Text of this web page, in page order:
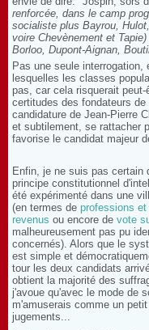
renforcée, dans le camp
socialiste plus Bayrou,
voire Chevènement et
Borloo, Dupont-Aignan,
Pas une seule
lesquelles les classes
pas, car cela risquerait
certitudes des fondateurs
candidature de Jean-Pierre
et subtilement, se rattacher
favorise le candidat majeur
Enfin, je ne suis pas certain
principe constitutionnel
été expérimenté dans une
(en termes de professions
revenus ou encore de vote
malheureusement pas pu
concernés). Alors que le
est simple et
tour les deux candidats
obtient la majorité des
j'avoue qu'avec le mode de
m'amuserais comme un
jugements...